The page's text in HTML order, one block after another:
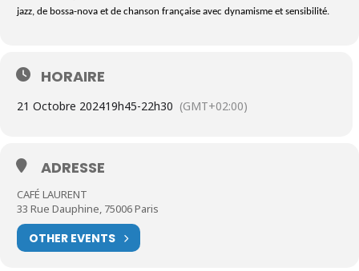
jazz, de bossa-nova et de chanson française avec dynamisme et sensibilité.
HORAIRE
21 Octobre 202419h45-22h30 (GMT+02:00)
ADRESSE
CAFÉ LAURENT
33 Rue Dauphine, 75006 Paris
OTHER EVENTS